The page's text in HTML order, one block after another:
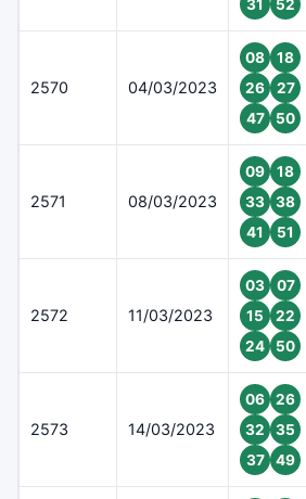
31
52
2570 04/03/2023
08
18
26
27
47
50
2571 08/03/2023
09
18
33
38
41
51
2572 11/03/2023
03
07
15
22
24
50
2573 14/03/2023
06
26
32
35
37
49